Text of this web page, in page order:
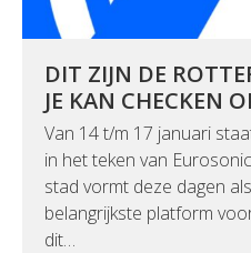
DIT ZIJN DE
JE KAN CHECKEN
Van 14 t/m 17 januari
in het teken van
stad vormt deze dagen
belangrijkste platform
dit…